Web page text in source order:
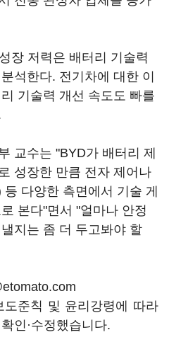
장 저력은 배터리 기술력
석한다. 전기차에 대한 이
기술력 개선 속도도 빠를
교수는 "BYD가 배터리 제
성장한 만큼 전자 제어나
다양한 측면에서 기술 게
본다"면서 "얼마나 안정
지는 좀 더 두고봐야 할
준칙 및 윤리강령에 따라
인·수정했습니다.